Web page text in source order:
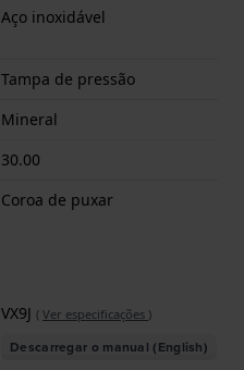
Aço inoxidável
Tampa de pressão
Mineral
30.00
Coroa de puxar
VX9J ( Ver especificações )
Descarregar o manual (English)